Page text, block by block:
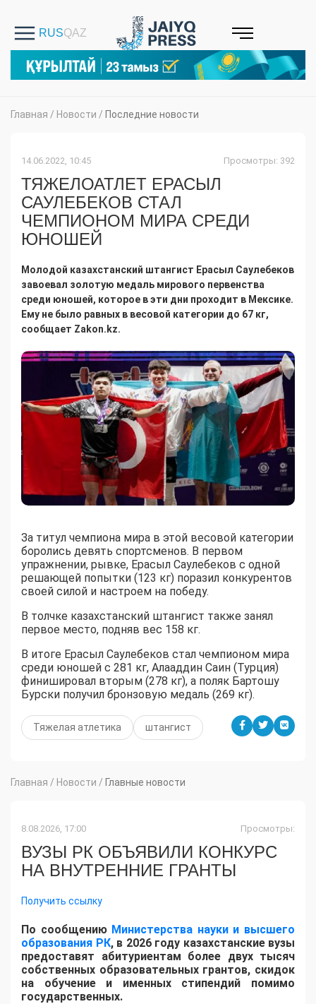
Главная / Новости / Последние новости
14.06.2022, 10:45 Просмотры: 392
ТЯЖЕЛОАТЛЕТ ЕРАСЫЛ
САУЛЕБЕКОВ СТАЛ
ЧЕМПИОНОМ МИРА СРЕДИ
ЮНОШЕЙ
Молодой казахстанский штангист Ерасыл Саулебеков
завоевал золотую медаль мирового первенства
среди юношей, которое в эти дни проходит в Мексике.
Ему не было равных в весовой категории до 67 кг,
сообщает Zakon.kz.
За титул чемпиона мира в этой весовой категории
боролись девять спортсменов. В первом
упражнении, рывке, Ерасыл Саулебеков с одной
решающей попытки (123 кг) поразил конкурентов
своей силой и настроем на победу.
В толчке казахстанский штангист также занял
первое место, подняв вес 158 кг.
В итоге Ерасыл Саулебеков стал чемпионом мира
среди юношей с 281 кг, Алааддин Саин (Турция)
финишировал вторым (278 кг), а поляк Бартошу
Бурски получил бронзовую медаль (269 кг).
Тяжелая атлетика штангист
Главная / Новости / Главные новости
8.08.2026, 17:00 Просмотры:
ВУЗЫ РК ОБЪЯВИЛИ КОНКУРС
НА ВНУТРЕННИЕ ГРАНТЫ
Получить ссылку
По сообщению Министерства науки и высшего
образования РК, в 2026 году казахстанские вузы
предоставят абитуриентам более двух тысяч
собственных образовательных грантов, скидок
на обучение и именных стипендий помимо
государственных.